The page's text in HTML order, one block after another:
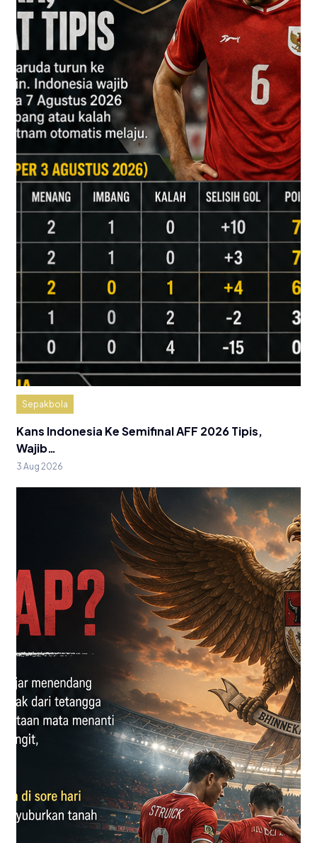
Sepakbola
Kans Indonesia Ke Semifinal AFF 2026 Tipis,
Wajib…
3 Aug 2026